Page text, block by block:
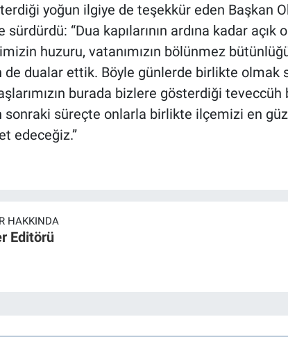
yoğun ilgiye de teşekkür eden Başkan
“Dua kapılarının ardına kadar açık
huzuru, vatanımızın bölünmez
dualar ettik. Böyle günlerde birlikte olmak
burada bizlere gösterdiği teveccüh
süreçte onlarla birlikte ilçemizi en
edeceğiz.”
HAKKINDA
Editörü